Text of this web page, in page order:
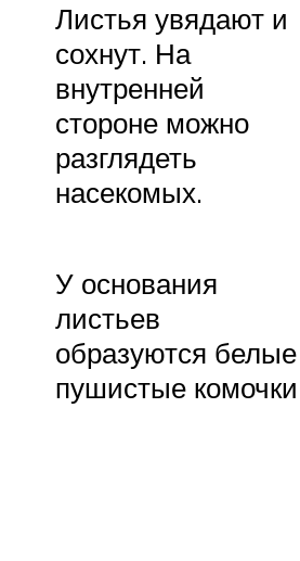
Листья увядают и
сохнут. На
внутренней
стороне можно
разглядеть
насекомых.
У основания
листьев
образуются белые
пушистые